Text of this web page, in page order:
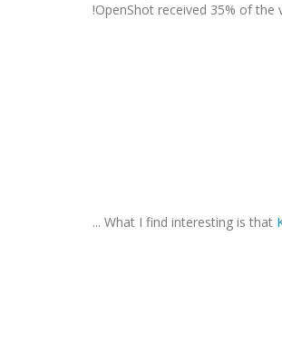
OpenShot received 35% of the
What I find interesting is that